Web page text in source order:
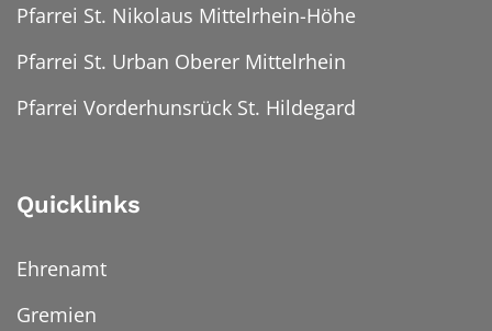
Pfarrei St. Nikolaus Mittelrhein-Höhe
Pfarrei St. Urban Oberer Mittelrhein
Pfarrei Vorderhunsrück St. Hildegard
Quicklinks
Ehrenamt
Gremien